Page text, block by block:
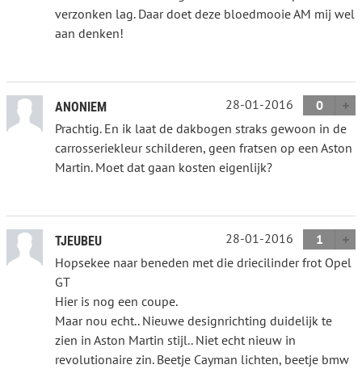
verzonken lag. Daar doet deze bloedmooie AM mij wel
aan denken!
ANONIEM 28-01-2016
0
Prachtig. En ik laat de dakbogen straks gewoon in de
carrosseriekleur schilderen, geen fratsen op een Aston
Martin. Moet dat gaan kosten eigenlijk?
TJEUBEU 28-01-2016
1
Hopsekee naar beneden met die driecilinder frot Opel
GT
Hier is nog een coupe.
Maar nou echt.. Nieuwe designrichting duidelijk te
zien in Aston Martin stijl.. Niet echt nieuw in
revolutionaire zin. Beetje Cayman lichten, beetje bmw